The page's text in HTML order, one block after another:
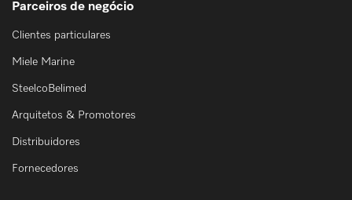
Parceiros de negócio
Clientes particulares
Miele Marine
SteelcoBelimed
Arquitetos & Promotores
Distribuidores
Fornecedores